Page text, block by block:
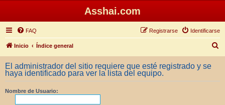
Asshai.com
FAQ Identificarse
Registrarse
Inicio Índice general
u
c
El administrador del sitio requiere que esté registrado y se
haya identificado para ver la lista del equipo.
Nombre de Usuario: